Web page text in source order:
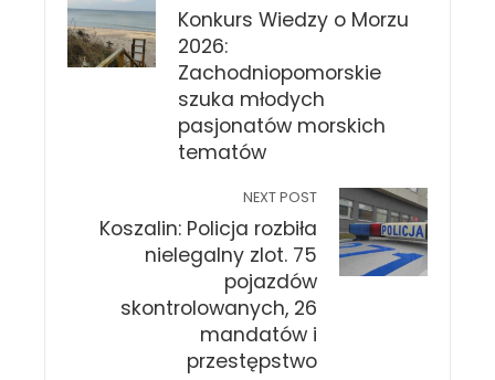
Konkurs Wiedzy o Morzu
2026:
Zachodniopomorskie
szuka młodych
pasjonatów morskich
tematów
NEXT POST
Koszalin: Policja rozbiła
nielegalny zlot. 75
pojazdów
skontrolowanych, 26
mandatów i
przestępstwo